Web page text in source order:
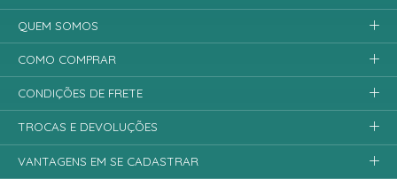
QUEM SOMOS
COMO COMPRAR
CONDIÇÕES DE FRETE
TROCAS E DEVOLUÇÕES
VANTAGENS EM SE CADASTRAR